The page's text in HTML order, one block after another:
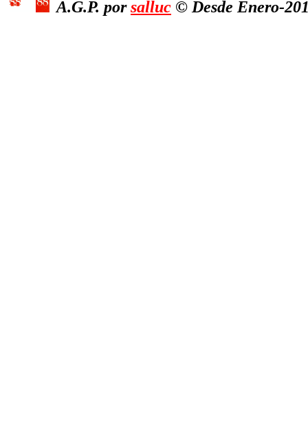
A.G.P. porsalluc © Desde Enero-